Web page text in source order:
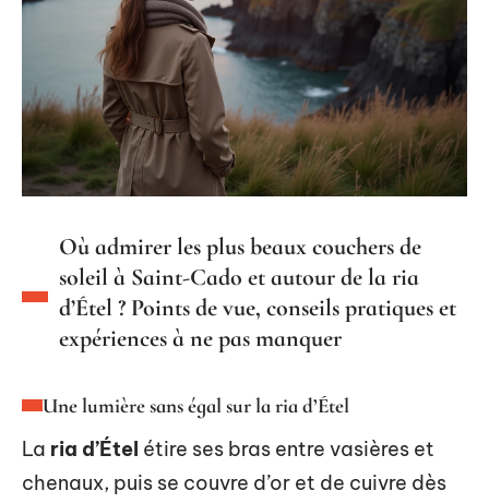
Où admirer les plus beaux couchers de
soleil à Saint-Cado et autour de la ria
d’Étel ? Points de vue, conseils pratiques et
expériences à ne pas manquer
Une lumière sans égal sur la ria d’Étel
La ria d’Étel étire ses bras entre vasières et
chenaux, puis se couvre d’or et de cuivre dès